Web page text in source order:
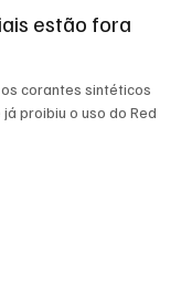
estão fora
os corantes sintéticos
proibiu o uso do Red